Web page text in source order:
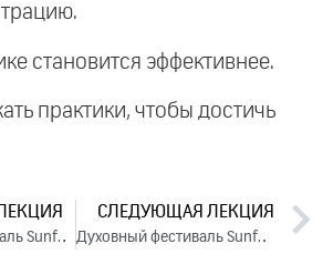
становится эффективнее.
практики, чтобы достичь
Духовный фестиваль Sunfest. День 3. Часть 3 (2024)
СЛЕДУЮЩАЯ ЛЕКЦИЯ
Духовный фестиваль Sunfest. День 4. Часть 2 (2024)